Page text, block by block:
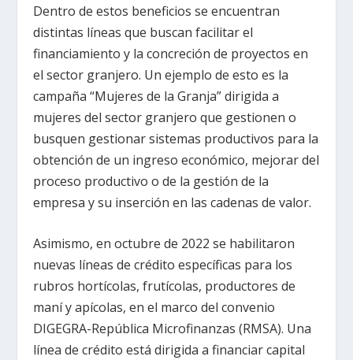
Dentro de estos beneficios se encuentran
distintas líneas que buscan facilitar el
financiamiento y la concreción de proyectos en
el sector granjero. Un ejemplo de esto es la
campaña “Mujeres de la Granja” dirigida a
mujeres del sector granjero que gestionen o
busquen gestionar sistemas productivos para la
obtención de un ingreso económico, mejorar del
proceso productivo o de la gestión de la
empresa y su inserción en las cadenas de valor.
Asimismo, en octubre de 2022 se habilitaron
nuevas líneas de crédito específicas para los
rubros hortícolas, frutícolas, productores de
maní y apícolas, en el marco del convenio
DIGEGRA-República Microfinanzas (RMSA). Una
línea de crédito está dirigida a financiar capital